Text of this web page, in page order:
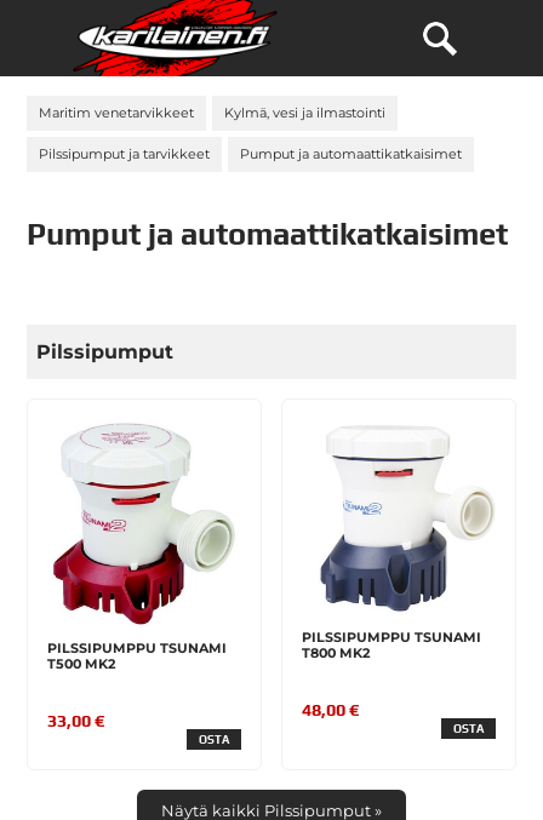
Maritim venetarvikkeet Kylmä, vesi ja ilmastointi
Pilssipumput ja tarvikkeet Pumput ja automaattikatkaisimet
Pumput ja automaattikatkaisimet
Pilssipumput
PILSSIPUMPPU TSUNAMI
T500 MK2
33,00 €
OSTA
PILSSIPUMPPU TSUNAMI
T800 MK2
48,00 €
OSTA
Näytä kaikki Pilssipumput »